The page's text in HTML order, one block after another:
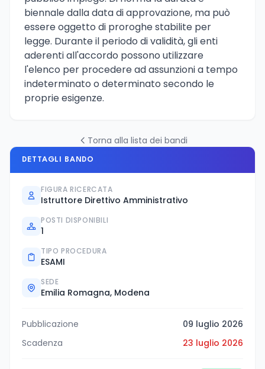
biennale dalla data di approvazione, ma può
essere oggetto di proroghe stabilite per
legge. Durante il periodo di validità, gli enti
aderenti all'accordo possono utilizzare
l'elenco per procedere ad assunzioni a tempo
indeterminato o determinato secondo le
proprie esigenze.
Torna alla lista dei bandi
DETTAGLI BANDO
FIGURA RICERCATA
Istruttore Direttivo Amministrativo
POSTI DISPONIBILI
1
TIPO PROCEDURA
ESAMI
SEDE
Emilia Romagna, Modena
Pubblicazione
09 luglio 2026
Scadenza
23 luglio 2026